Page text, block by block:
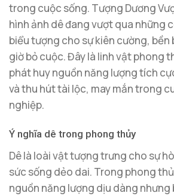
trong cuộc sống. Tượng Dương
hình ảnh dê đang vượt qua những
biểu tượng cho sự kiên cường, bền
giờ bỏ cuộc. Đây là linh vật phong
phát huy nguồn năng lượng tích
và thu hút tài lộc, may mắn trong
nghiệp.
Ý nghĩa dê trong phong thủy
Dê là loài vật tượng trưng cho sự
sức sống dẻo dai. Trong phong
nguồn năng lượng dịu dàng nhưng